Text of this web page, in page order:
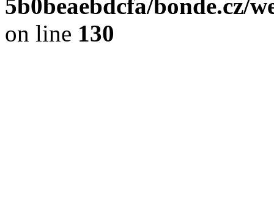
5b0beaebdcfa/bonde.cz/
on line 130